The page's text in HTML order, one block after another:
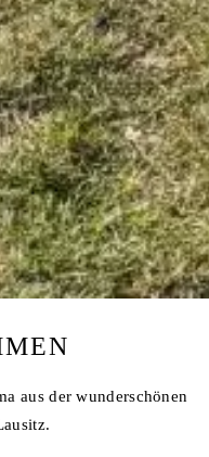
aus der wunderschönen